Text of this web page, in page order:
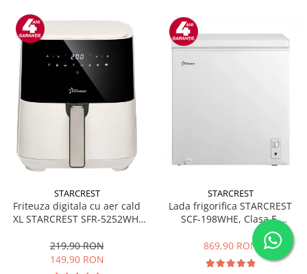
STARCREST
Friteuza digitala cu aer cald
XL STARCREST SFR-5252WH,
200 °C, 8 programe
predefinite, Alb
219,90 RON
149,90 RON
STARCREST
Lada frigorifica STARCREST
SCF-198WHE, Clasa E,
Capacitate 198L, Sistem
convertibil - functie frigider,
Termostat reglabil, Alb
869,90 RON